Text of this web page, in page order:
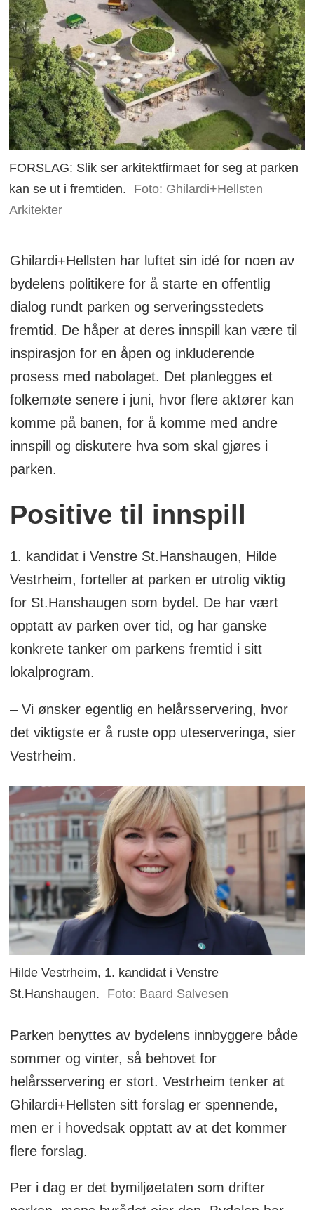
FORSLAG: Slik ser arkitektfirmaet for seg at parken
kan se ut i fremtiden.
Foto: Ghilardi+Hellsten
Arkitekter
Ghilardi+Hellsten har luftet sin idé for noen av
bydelens politikere for å starte en offentlig
dialog rundt parken og serveringsstedets
fremtid. De håper at deres innspill kan være til
inspirasjon for en åpen og inkluderende
prosess med nabolaget. Det planlegges et
folkemøte senere i juni, hvor flere aktører kan
komme på banen, for å komme med andre
innspill og diskutere hva som skal gjøres i
parken.
Positive til innspill
1. kandidat i Venstre St.Hanshaugen, Hilde
Vestrheim, forteller at parken er utrolig viktig
for St.Hanshaugen som bydel. De har vært
opptatt av parken over tid, og har ganske
konkrete tanker om parkens fremtid i sitt
lokalprogram.
– Vi ønsker egentlig en helårsservering, hvor
det viktigste er å ruste opp uteserveringa, sier
Vestrheim.
Hilde Vestrheim, 1. kandidat i Venstre
St.Hanshaugen.
Foto: Baard Salvesen
Parken benyttes av bydelens innbyggere både
sommer og vinter, så behovet for
helårsservering er stort. Vestrheim tenker at
Ghilardi+Hellsten sitt forslag er spennende,
men er i hovedsak opptatt av at det kommer
flere forslag.
Per i dag er det bymiljøetaten som drifter